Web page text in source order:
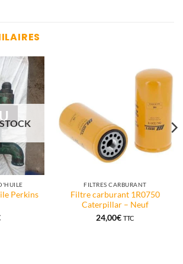
Perkins
FILTRES CARBURANT
Filtre carburant 1R0750
Caterpillar – Neuf
24,00€ TTC